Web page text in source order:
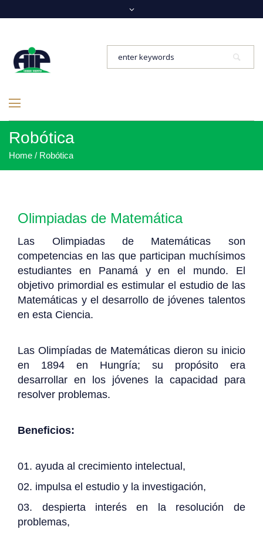
Robótica
Home / Robótica
Olimpiadas de Matemática
Las Olimpiadas de Matemáticas son
competencias en las que participan muchísimos
estudiantes en Panamá y en el mundo. El
objetivo primordial es estimular el estudio de las
Matemáticas y el desarrollo de jóvenes talentos
en esta Ciencia.
Las Olimpíadas de Matemáticas dieron su inicio
en 1894 en Hungría; su propósito era
desarrollar en los jóvenes la capacidad para
resolver problemas.
Beneficios:
ayuda al crecimiento intelectual,
impulsa el estudio y la investigación,
despierta interés en la resolución de
problemas,